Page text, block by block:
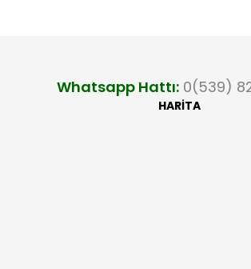
Whatsapp Hattı: 0(539)
HARİTA